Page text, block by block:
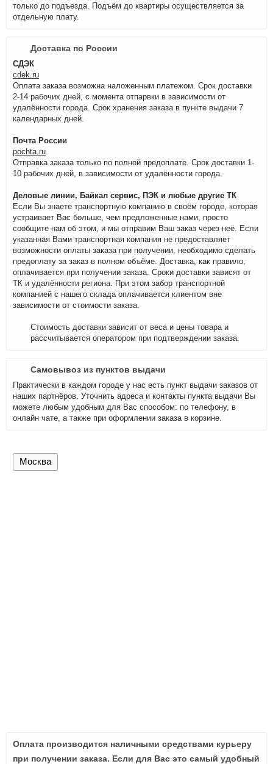
только до подъезда. Подъём до квартиры осуществляется за
отдельную плату.
Доставка по России
СДЭК
cdek.ru
Оплата заказа возможна наложенным платежом. Срок доставки
2-14 рабочих дней, с момента отпарвки в зависимости от
удалённости города. Срок хранения заказа в пункте выдачи 7
календарных дней.
Почта России
pochta.ru
Отправка заказа только по полной предоплате. Срок доставки 1-
10 рабочих дней, в зависимости от удалённости города.
Деловые линии, Байкал сервис, ПЭК и любые другие ТК
Если Вы знаете транспортную компанию в своём городе, которая
устраивает Вас больше, чем предложенные нами, просто
сообщите нам об этом, и мы отправим Ваш заказ через неё. Если
указанная Вами транспортная компания не предоставляет
возможности оплаты заказа при получении, необходимо сделать
предоплату за заказ в полном объёме. Доставка, как правило,
оплачивается при получении заказа. Сроки доставки зависят от
ТК и удалённости региона. При этом забор транспортной
компанией с нашего склада оплачивается клиентом вне
зависимости от стоимости заказа.
Стоимость доставки зависит от веса и цены товара и
рассчитывается оператором при подтверждении заказа.
Самовывоз из пунктов выдачи
Практически в каждом городе у нас есть пункт выдачи заказов от
наших партнёров. Уточнить адреса и контакты пункта выдачи Вы
можете любым удобным для Вас способом: по телефону, в
онлайн чате, а также при оформлении заказа в корзине.
Москва
Оплата производится наличными средствами курьеру
при получении заказа. Если для Вас это самый удобный